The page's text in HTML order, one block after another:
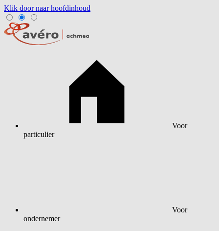
Klik door naar hoofdinhoud
Voor
particulier
Voor
ondernemer